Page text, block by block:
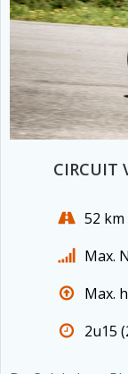
CIRCUIT
52 km
Max.
Max.
2u15